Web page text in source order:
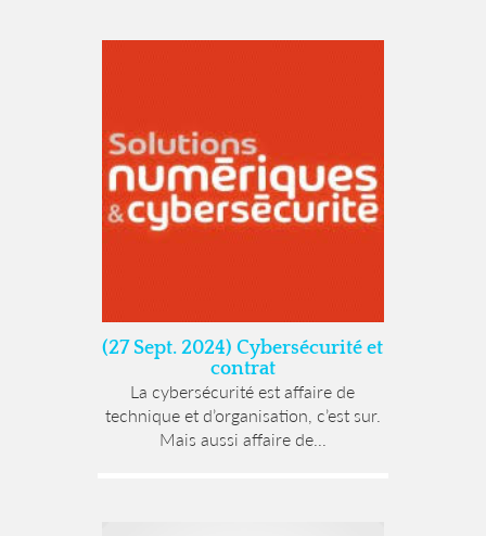
(27 Sept. 2024) Cybersécurité et
contrat
La cybersécurité est affaire de
technique et d’organisation, c’est sur.
Mais aussi affaire de...